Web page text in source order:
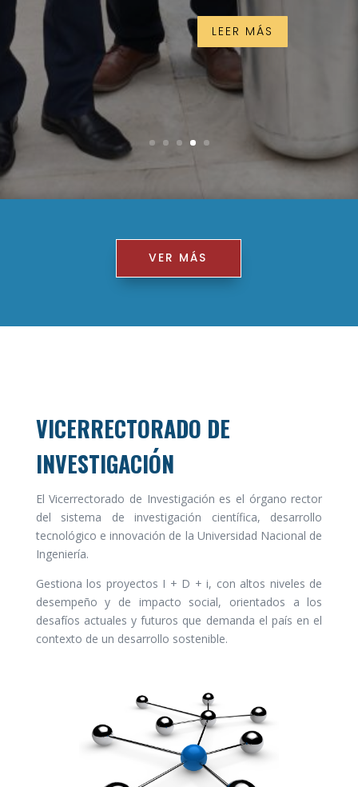
LEER MÁS
VER MÁS
VICERRECTORADO DE
INVESTIGACIÓN
El Vicerrectorado de Investigación es el órgano rector
del sistema de investigación científica, desarrollo
tecnológico e innovación de la Universidad Nacional de
Ingeniería.
Gestiona los proyectos I + D + i, con altos niveles de
desempeño y de impacto social, orientados a los
desafíos actuales y futuros que demanda el país en el
contexto de un desarrollo sostenible.